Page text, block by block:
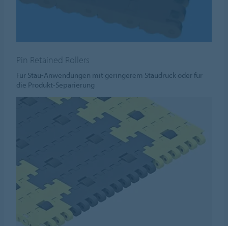
Pin Retained Rollers
Für Stau-Anwendungen mit geringerem Staudruck oder für
die Produkt-Separierung